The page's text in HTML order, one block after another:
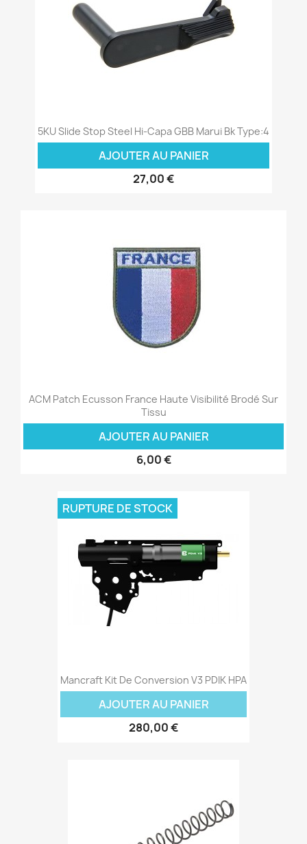
5KU Slide Stop Steel Hi-Capa GBB Marui Bk Type:4
AJOUTER AU PANIER
27,00 €
ACM Patch Ecusson France Haute Visibilité Brodé Sur
Tissu
AJOUTER AU PANIER
6,00 €
Mancraft Kit De Conversion V3 PDIK HPA
AJOUTER AU PANIER
280,00 €
RUPTURE DE STOCK